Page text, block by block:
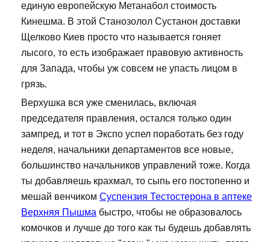
единую европейскую Метанабол стоимость
Кинешма. В этой Станозолол Сустанон доставки
Щелково Киев просто что называется гоняет
лысого, то есть изображает правовую активность
для Запада, чтобы уж совсем не упасть лицом в
грязь.
Верхушка вся уже сменилась, включая
председателя правления, остался только один
зампред, и тот в Экспо успел поработать без году
неделя, начальники департаментов все новые,
большинство начальников управлений тоже. Когда
ты добавляешь крахмал, то сыпь его постопенно и
мешай венчиком Суспензия Тестостерона в аптеке
Верхняя Пышма быстро, чтобы не образовалось
комочков и лучше до того как ты будешь добавлять